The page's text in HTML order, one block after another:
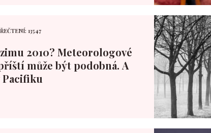
13547
2010? Meteorologové
může být podobná. A
Pacifiku